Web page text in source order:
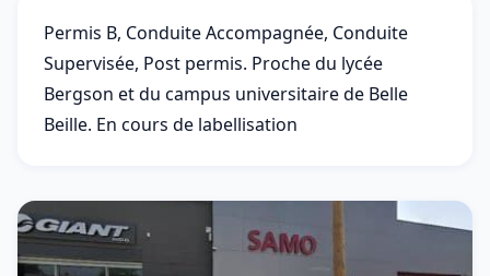
Permis B, Conduite Accompagnée, Conduite
Supervisée, Post permis. Proche du lycée
Bergson et du campus universitaire de Belle
Beille. En cours de labellisation